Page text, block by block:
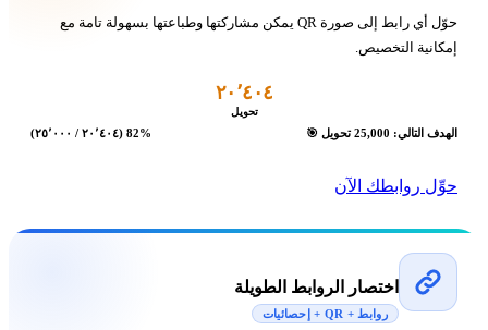
حوّل أي رابط إلى صورة QR يمكن مشاركتها وطباعتها بسهولة تامة مع
إمكانية التخصيص.
٢٠٬٤٠٤
تحويل
الهدف التالي: 25,000 تحويل 🎯
حوِّل روابطك الآن
اختصار الروابط الطويلة
روابط + QR + إحصائيات